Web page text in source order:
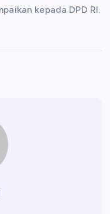
kepada DPD RI.